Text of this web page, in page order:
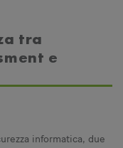
tra
e
informatica, due